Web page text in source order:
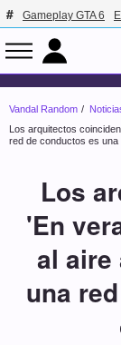
Gameplay GTA 6
Vandal Random
Los arquitectos
red de conductos es una
Los
'En
al aire
una